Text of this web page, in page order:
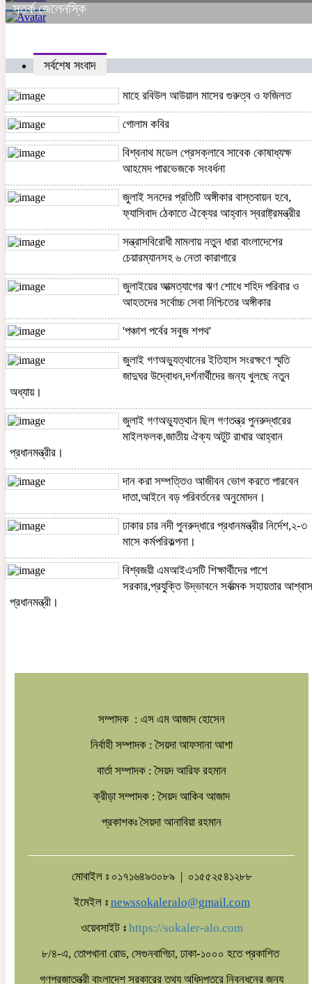
সতর্ক জেলেনস্কি
সর্বশেষ সংবাদ
মাহে রবিউল আউয়াল মাসের গুরুত্ব ও ফজিলত
গোলাম কবির
বিশ্বনাথ মডেল প্রেসক্লাবে সাবেক কোষাধ্যক্ষ
আহমেদ পারভেজকে সংবর্ধনা
জুলাই সনদের প্রতিটি অঙ্গীকার বাস্তবায়ন হবে,
ফ্যাসিবাদ ঠেকাতে ঐক্যের আহ্বান স্বরাষ্ট্রমন্ত্রীর
সন্ত্রাসবিরোধী মামলায় নতুন ধারা বাংলাদেশের
চেয়ারম্যানসহ ৬ নেতা কারাগারে
জুলাইয়ের আত্মত্যাগের ঋণ শোধে শহিদ পরিবার ও
আহতদের সর্বোচ্চ সেবা নিশ্চিতের অঙ্গীকার
'পঞ্চাশ পর্বের সবুজ শপথ'
জুলাই গণ-অভ্যুত্থানের ২য় বর্ষপূর্তি উপলক্ষে
মহেশখালীতে জনসমুদ্র,বিএনপি ও সহযোগী
মিছিল
কুয়েটে যথাযোগ্য মর্যাদা,শ্রদ্ধা ও নানা আয়োজনে
পালিত হলো জুলাই অভ্যুত্থান দিবস-২০২৬
ছাত্রশিবিরের ম্যারাথন র‌্যালি
জুলাই গণঅভ্যুত্থানের ইতিহাস সংরক্ষণে স্মৃতি
জাদুঘর উদ্বোধন,দর্শনার্থীদের জন্য খুলছে নতুন
অধ্যায়।
জুলাই গণঅভ্যুত্থান ছিল গণতন্ত্র পুনরুদ্ধারের
মাইলফলক,জাতীয় ঐক্য অটুট রাখার আহ্বান
প্রধানমন্ত্রীর।
দান করা সম্পত্তিও আজীবন ভোগ করতে পারবেন
দাতা,আইনে বড় পরিবর্তনের অনুমোদন।
ঢাকার চার নদী পুনরুদ্ধারে প্রধানমন্ত্রীর নির্দেশ,২-৩
মাসে কর্মপরিকল্পনা।
বিশ্বজয়ী এমআইএসটি শিক্ষার্থীদের পাশে
সরকার,প্রযুক্তি উদ্ভাবনে সর্বাত্মক সহায়তার আশ্বাস
প্রধানমন্ত্রী।
সম্পাদক : এস এম আজাদ হোসেন
নির্বাহী সম্পাদক : সৈয়দা আফসানা আশা
বার্তা সম্পাদক : সৈয়দ আরিফ রহমান
ক্রীড়া সম্পাদক : সৈয়দ আকিব আজাদ
প্রকাশকঃ সৈয়দা আনাবিয়া রহমান
মোবাইল ঃ ০১৭১৬৪৯৩০৮৯ | ০১৫৫২৫৪১২৮৮
ইমেইল ঃ newssokaleralo@gmail.com
ওয়েবসাইট ঃ https://sokaler-alo.com
৮/৪-এ, তোপখানা রোড, সেগুনবাগিচা, ঢাকা-১০০০ হতে প্রকাশিত
গণপ্রজাতন্ত্রী বাংলাদেশ সরকারের তথ্য অধিদপ্তরে নিবন্ধনের জন্য